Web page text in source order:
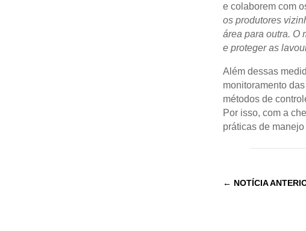
e colaborem com
os produtores
área para outra. O
e proteger as
Além dessas
monitoramento
métodos de
Por isso, com a
práticas de
← NOTÍCIA